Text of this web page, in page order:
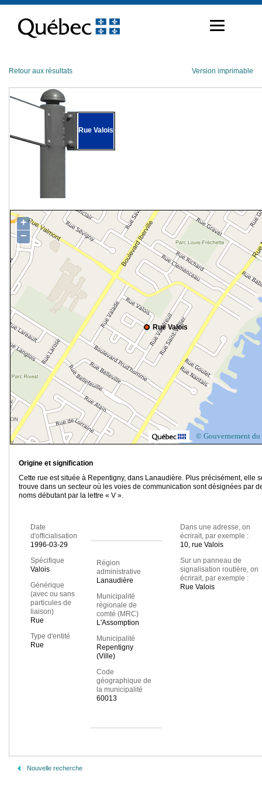
contenu
Retour aux résultats Version imprimable
Rue Valois
Rue Valois
+
−
© Gouvernement du
Origine et signification
Cette rue est située à Repentigny, dans Lanaudière. Plus précisément, elle
trouve dans un secteur où les voies de communication sont désignées par
noms débutant par la lettre « V ».
Date
d'officialisation
1996-03-29
Spécifique
Valois
Générique
(avec ou sans
particules de
liaison)
Rue
Type d'entité
Rue
Région
administrative
Lanaudière
Municipalité
régionale de
comté (MRC)
L'Assomption
Municipalité
Repentigny
(Ville)
Code
géographique de
la municipalité
60013
Dans une adresse, on
écrirait, par exemple :
10, rue Valois
Sur un panneau de
signalisation routière, on
écrirait, par exemple :
Rue Valois
Nouvelle recherche